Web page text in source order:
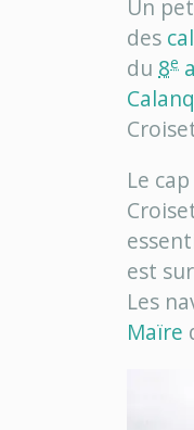
Un
des
du 8e
Le
est
Les
Maïre